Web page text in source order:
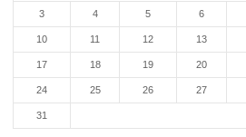
3 4 5 6
10 11 12 13
17 18 19 20
24 25 26 27
31